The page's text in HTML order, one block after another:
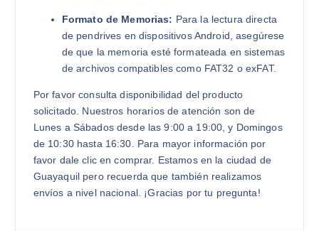
Formato de Memorias: Para la lectura directa
de pendrives en dispositivos Android, asegúrese
de que la memoria esté formateada en sistemas
de archivos compatibles como FAT32 o exFAT.
Por favor consulta disponibilidad del producto
solicitado. Nuestros horarios de atención son de
Lunes a Sábados desde las 9:00 a 19:00, y Domingos
de 10:30 hasta 16:30. Para mayor información por
favor dale clic en comprar. Estamos en la ciudad de
Guayaquil pero recuerda que también realizamos
envíos a nivel nacional. ¡Gracias por tu pregunta!